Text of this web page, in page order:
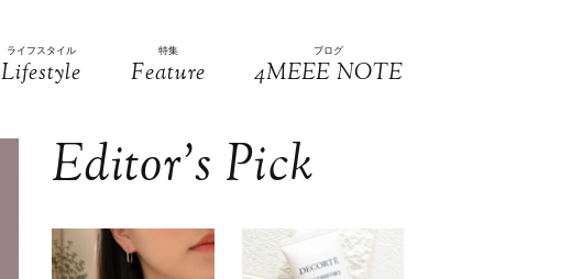
ライフスタイル
Lifestyle
特集
Feature
ブログ
4MEEE NOTE
Editor’s Pick